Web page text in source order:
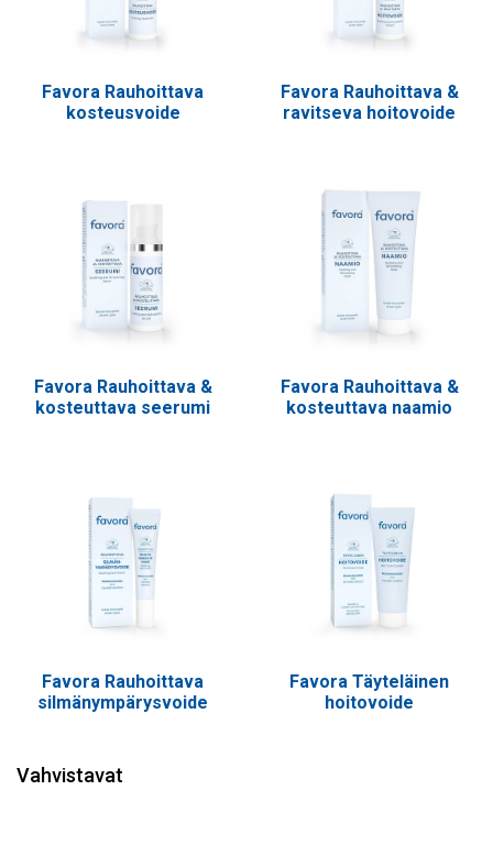
Favora Rauhoittava
kosteusvoide
Favora Rauhoittava &
ravitseva hoitovoide
Favora Rauhoittava &
kosteuttava seerumi
Favora Rauhoittava &
kosteuttava naamio
Favora Rauhoittava
silmänympärysvoide
Favora Täyteläinen
hoitovoide
Vahvistavat